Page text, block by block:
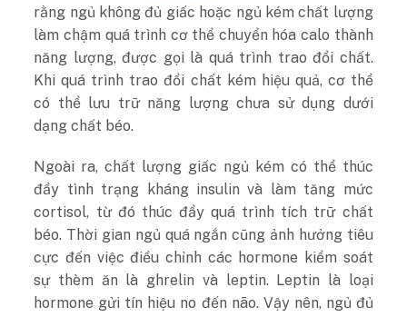
rằng ngủ không đủ giấc hoặc ngủ kém chất lượng
làm chậm quá trình cơ thể chuyển hóa calo thành
năng lượng, được gọi là quá trình trao đổi chất.
Khi quá trình trao đổi chất kém hiệu quả, cơ thể
có thể lưu trữ năng lượng chưa sử dụng dưới
dạng chất béo.
Ngoài ra, chất lượng giấc ngủ kém có thể thúc
đẩy tình trạng kháng insulin và làm tăng mức
cortisol, từ đó thúc đẩy quá trình tích trữ chất
béo. Thời gian ngủ quá ngắn cũng ảnh hưởng tiêu
cực đến việc điều chỉnh các hormone kiểm soát
sự thèm ăn là ghrelin và leptin. Leptin là loại
hormone gửi tín hiệu no đến não. Vậy nên, ngủ đủ